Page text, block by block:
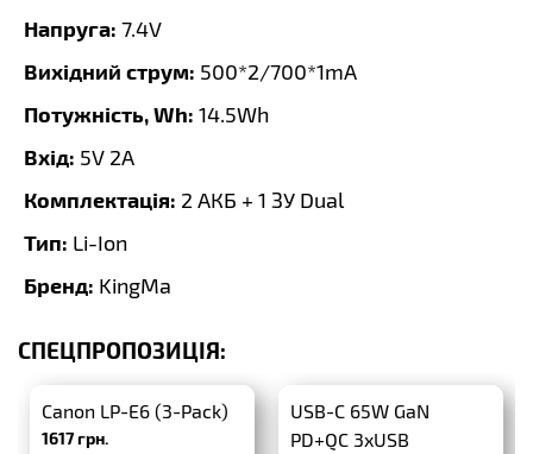
Напруга: 7.4V
Вихідний струм: 500*2/700*1mA
Потужність, Wh: 14.5Wh
Вхід: 5V 2A
Комплектація: 2 АКБ + 1 ЗУ Dual
Тип: Li-Ion
Бренд: KingMa
СПЕЦПРОПОЗИЦІЯ:
Canon LP-E6 (3-Pack)
1617 грн.
USB-C 65W GaN
PD+QC 3xUSB